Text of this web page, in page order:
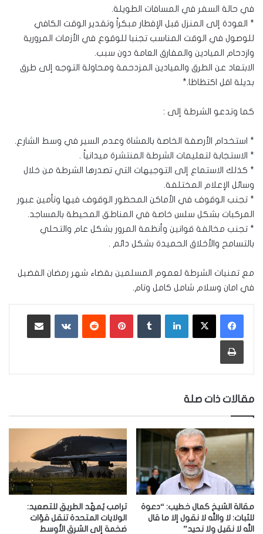
في حالة السفر في المسافات الطويلة.
* العودة إلى المنزل قبل الإفطار مبكراً وتقدير الوقت الكافي
للوصول في الوقت المناسب تجنبا للوقوع في الأزمات المرورية
وازدحام الميادين والمفارق العامة دون سبب.
الابتعاد عن الطرق والميادين المزدحمة ومحاولة التوجه إلى طرق
بديلة اقل اكتظاظا.*
كما وتدعو الشرطة إلى :
* استخدام الأرصفة الخاصة بالمشاة وعدم السير في وسط الشارع.
* الاستجابة لتعليمات الشرطة المنتشرة ميدانياً .
* كذلك الاستماع إلى التوجيهات التي تصدرها الشرطة من خلال
وسائل الإعلام المختلفة.
* تجنب الوقوف في الأماكن المحظور الوقوف فيها وتأمين عبور
المركبات بشكل سلس خاصة في المناطق المحيطة بالمساجد.
* تجنب مخالفة قوانين وأنظمة المرور بشكل عام والتحلي
بالتسامح والأخلاق الحميدة بشكل دائم .
مع تمنيات الشرطة لعموم المسلمين بقضاء شهر رمضان الفضيل
في امان وسلام شامل كامل وتام.
لينكدإن بينتيريست ‏VKontakte
طباعة
مقالات ذات صلة
مقالة الشيخ كمال خطيب: “دعوة
للثبات: لا والله لا نقول إلا ما قال
الله لا نقيل ولا نحيد”
ترامب يُمهّد الطريق للتصعيد:
الولايات المتحدة تنقل قوّات
ضخمة إلى الشرق الأوسط